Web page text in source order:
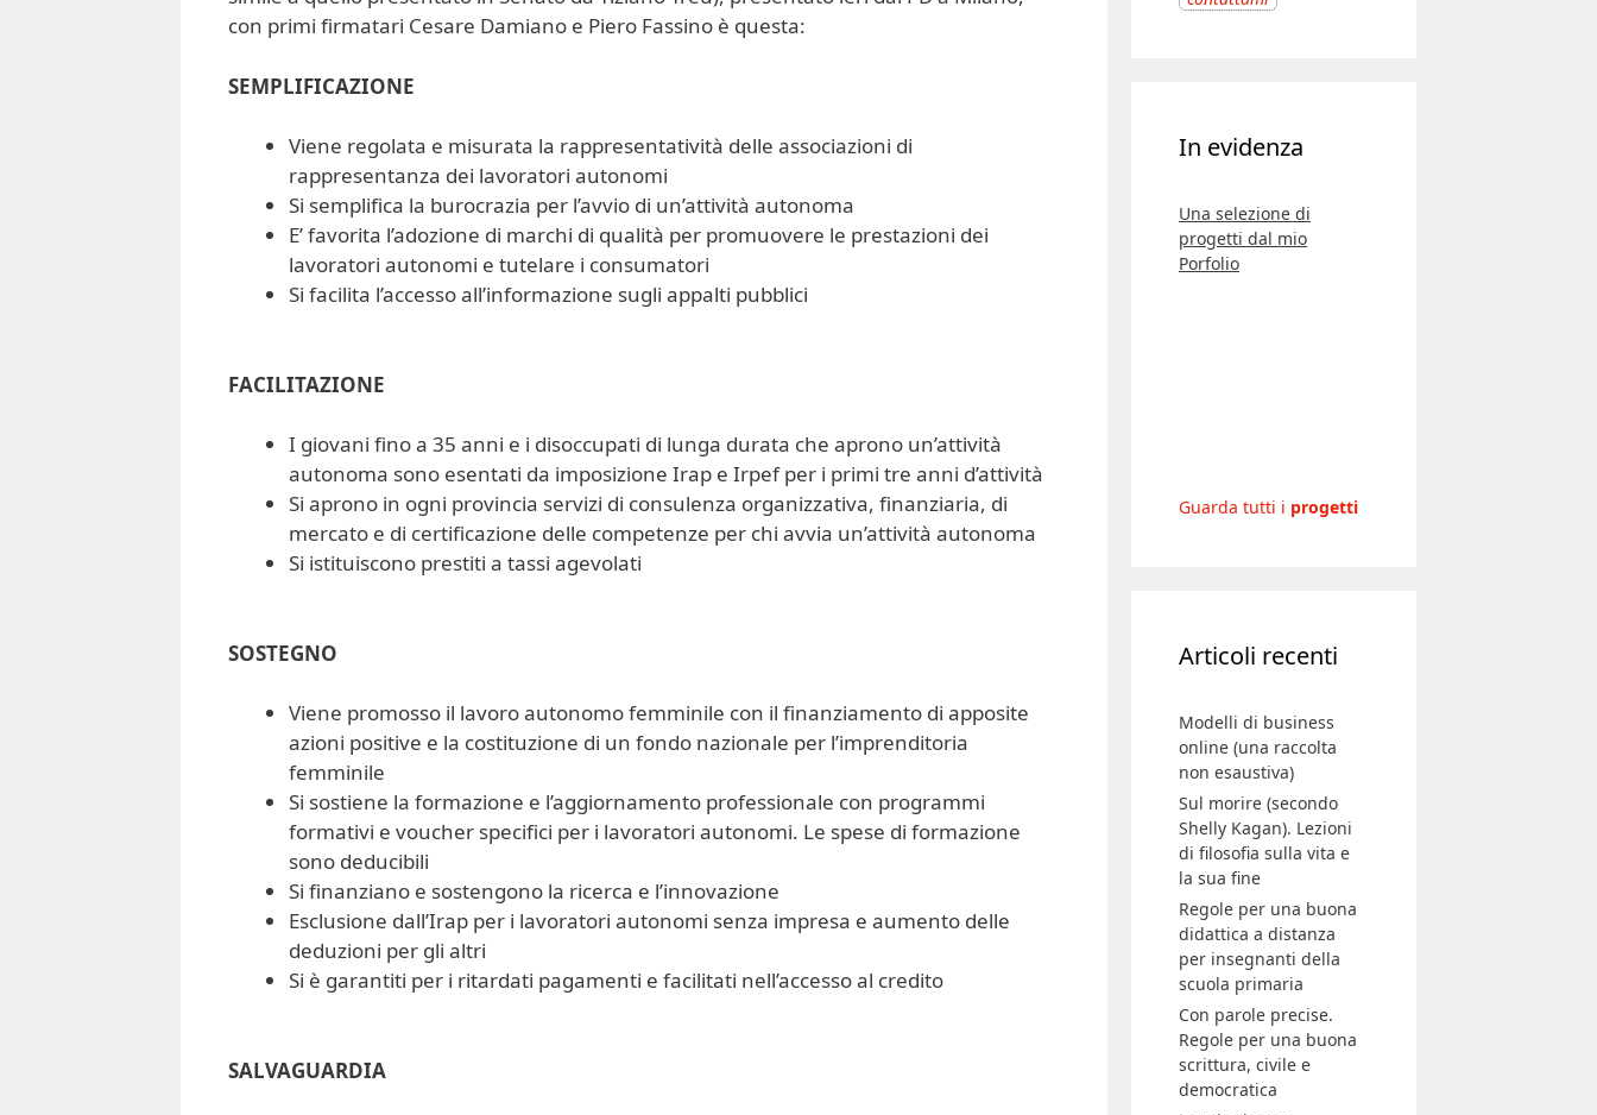
con primi firmatari Cesare Damiano e Piero Fassino è questa:
SEMPLIFICAZIONE
Viene regolata e misurata la rappresentatività delle associazioni di
rappresentanza dei lavoratori autonomi
Si semplifica la burocrazia per l’avvio di un’attività autonoma
E’ favorita l’adozione di marchi di qualità per promuovere le prestazioni dei
lavoratori autonomi e tutelare i consumatori
Si facilita l’accesso all’informazione sugli appalti pubblici
FACILITAZIONE
I giovani fino a 35 anni e i disoccupati di lunga durata che aprono un’attività
autonoma sono esentati da imposizione Irap e Irpef per i primi tre anni d’attività
Si aprono in ogni provincia servizi di consulenza organizzativa, finanziaria, di
mercato e di certificazione delle competenze per chi avvia un’attività autonoma
Si istituiscono prestiti a tassi agevolati
SOSTEGNO
Viene promosso il lavoro autonomo femminile con il finanziamento di apposite
azioni positive e la costituzione di un fondo nazionale per l’imprenditoria
femminile
Si sostiene la formazione e l’aggiornamento professionale con programmi
formativi e voucher specifici per i lavoratori autonomi. Le spese di formazione
sono deducibili
Si finanziano e sostengono la ricerca e l’innovazione
Esclusione dall’Irap per i lavoratori autonomi senza impresa e aumento delle
deduzioni per gli altri
Si è garantiti per i ritardati pagamenti e facilitati nell’accesso al credito
SALVAGUARDIA
In evidenza
Una selezione di
progetti dal mio
Porfolio
Modelli di business
online (una raccolta
Sul morire (secondo
Shelly Kagan). Lezioni
di filosofia sulla vita e
la sua fine
Regole per una buona
didattica a distanza
per insegnanti della
scuola primaria
Con parole precise.
Regole per una buona
scrittura, civile e
democratica
Le mie risorse
WordPress
declassificate